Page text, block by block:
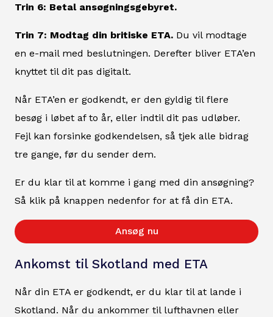
Trin 6: Betal ansøgningsgebyret.
Trin 7: Modtag din britiske ETA. Du vil modtage
en e-mail med beslutningen. Derefter bliver ETA’en
knyttet til dit pas digitalt.
Når ETA’en er godkendt, er den gyldig til flere
besøg i løbet af to år, eller indtil dit pas udløber.
Fejl kan forsinke godkendelsen, så tjek alle bidrag
tre gange, før du sender dem.
Er du klar til at komme i gang med din ansøgning?
Så klik på knappen nedenfor for at få din ETA.
Ansøg nu
Ankomst til Skotland med ETA
Når din ETA er godkendt, er du klar til at lande i
Skotland. Når du ankommer til lufthavnen eller